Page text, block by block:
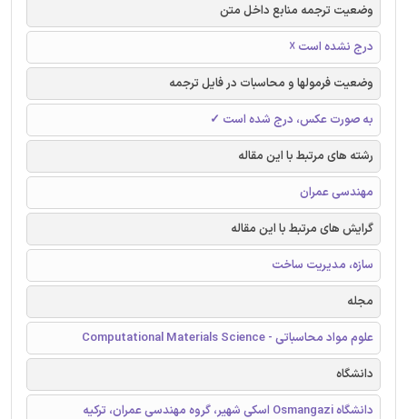
وضعیت ترجمه منابع داخل متن
درج نشده است ☓
وضعیت فرمولها و محاسبات در فایل ترجمه
به صورت عکس، درج شده است ✓
رشته های مرتبط با این مقاله
مهندسی عمران
گرایش های مرتبط با این مقاله
سازه، مدیریت ساخت
مجله
علوم مواد محاسباتی - Computational Materials Science
دانشگاه
دانشگاه Osmangazi اسکی شهیر، گروه مهندسی عمران، ترکیه